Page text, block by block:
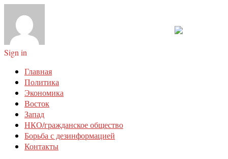
Sign in
Главная
Политика
Экономика
Восток
Запад
НКО/гражданское общество
Борьба с дезинформацией
Контакты